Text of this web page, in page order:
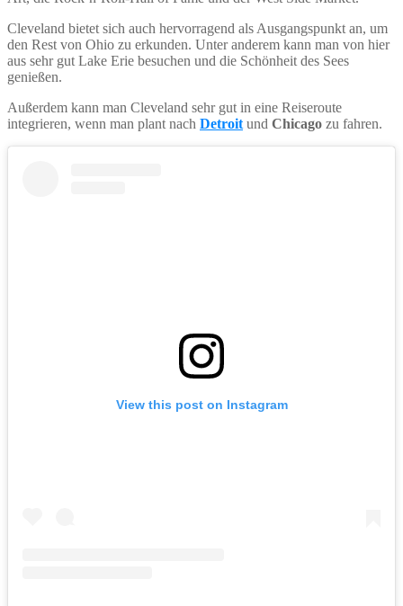
Cleveland bietet sich auch hervorragend als Ausgangspunkt an, um
den Rest von Ohio zu erkunden. Unter anderem kann man von hier
aus sehr gut Lake Erie besuchen und die Schönheit des Sees
genießen.
Außerdem kann man Cleveland sehr gut in eine Reiseroute
integrieren, wenn man plant nach Detroitund Chicago zu fahren.
View this post on Instagram